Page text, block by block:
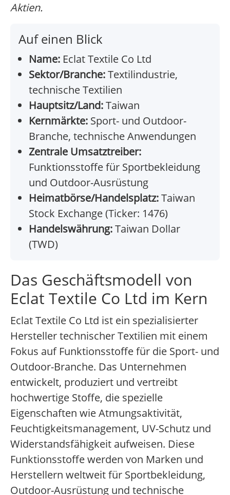
Aktien.
Auf einen Blick
Name: Eclat Textile Co Ltd
Sektor/Branche:Textilindustrie,
technische Textilien
Hauptsitz/Land:Taiwan
Kernmärkte: Sport- und Outdoor-
Branche, technische Anwendungen
Zentrale Umsatztreiber:
Funktionsstoffe für Sportbekleidung
und Outdoor-Ausrüstung
Heimatbörse/Handelsplatz:Taiwan
Stock Exchange (Ticker: 1476)
Handelswährung:Taiwan Dollar
(TWD)
Das Geschäftsmodell von
Eclat Textile Co Ltd im Kern
Eclat Textile Co Ltd ist ein spezialisierter
Hersteller technischer Textilien mit einem
Fokus auf Funktionsstoffe für die Sport- und
Outdoor-Branche. Das Unternehmen
entwickelt, produziert und vertreibt
hochwertige Stoffe, die spezielle
Eigenschaften wie Atmungsaktivität,
Feuchtigkeitsmanagement, UV-Schutz und
Widerstandsfähigkeit aufweisen. Diese
Funktionsstoffe werden von Marken und
Herstellern weltweit für Sportbekleidung,
Outdoor-Ausrüstung und technische